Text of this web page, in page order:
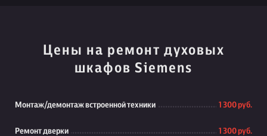
Цены на ремонт духовых
шкафов Siemens
Монтаж/демонтаж встроенной техники 1 300 руб.
Ремонт дверки 1 300 руб.